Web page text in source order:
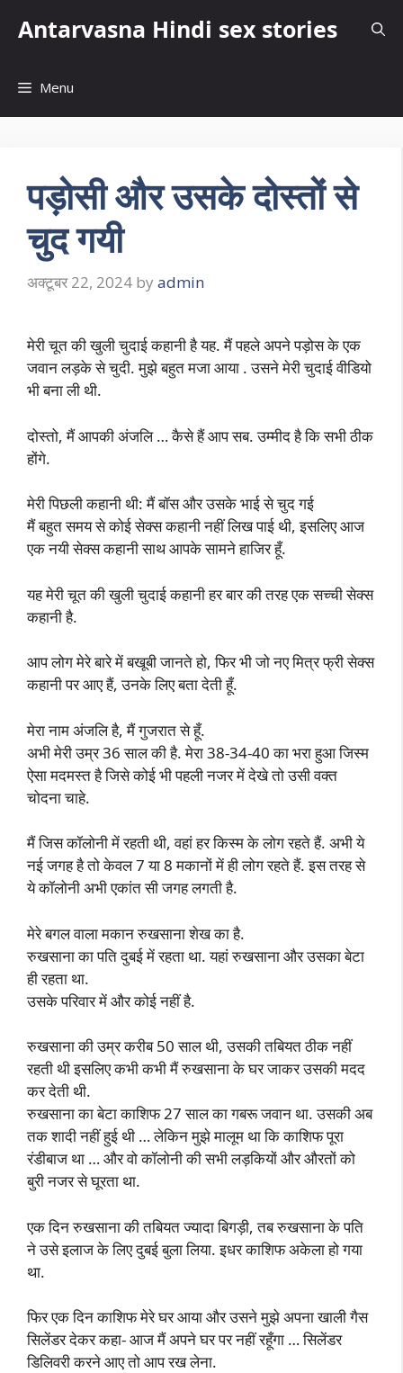
Antarvasna Hindi sex stories
Menu
पड़ोसी और उसके दोस्तों से
चुद गयी
अक्टूबर 22, 2024 by admin
मेरी चूत की खुली चुदाई कहानी है यह. मैं पहले अपने पड़ोस के एक
जवान लड़के से चुदी. मुझे बहुत मजा आया . उसने मेरी चुदाई वीडियो
भी बना ली थी.
दोस्तो, मैं आपकी अंजलि … कैसे हैं आप सब. उम्मीद है कि सभी ठीक
होंगे.
मेरी पिछली कहानी थी: मैं बॉस और उसके भाई से चुद गई
मैं बहुत समय से कोई सेक्स कहानी नहीं लिख पाई थी, इसलिए आज
एक नयी सेक्स कहानी साथ आपके सामने हाजिर हूँ.
यह मेरी चूत की खुली चुदाई कहानी हर बार की तरह एक सच्ची सेक्स
कहानी है.
आप लोग मेरे बारे में बखूबी जानते हो, फिर भी जो नए मित्र फ्री सेक्स
कहानी पर आए हैं, उनके लिए बता देती हूँ.
मेरा नाम अंजलि है, मैं गुजरात से हूँ.
अभी मेरी उम्र 36 साल की है. मेरा 38-34-40 का भरा हुआ जिस्म
ऐसा मदमस्त है जिसे कोई भी पहली नजर में देखे तो उसी वक्त
चोदना चाहे.
मैं जिस कॉलोनी में रहती थी, वहां हर किस्म के लोग रहते हैं. अभी ये
नई जगह है तो केवल 7 या 8 मकानों में ही लोग रहते हैं. इस तरह से
ये कॉलोनी अभी एकांत सी जगह लगती है.
मेरे बगल वाला मकान रुखसाना शेख का है.
रुखसाना का पति दुबई में रहता था. यहां रुखसाना और उसका बेटा
ही रहता था.
उसके परिवार में और कोई नहीं है.
रुखसाना की उम्र करीब 50 साल थी, उसकी तबियत ठीक नहीं
रहती थी इसलिए कभी कभी मैं रुखसाना के घर जाकर उसकी मदद
कर देती थी.
रुखसाना का बेटा काशिफ 27 साल का गबरू जवान था. उसकी अब
तक शादी नहीं हुई थी … लेकिन मुझे मालूम था कि काशिफ पूरा
रंडीबाज था … और वो कॉलोनी की सभी लड़कियों और औरतों को
बुरी नजर से घूरता था.
एक दिन रुखसाना की तबियत ज्यादा बिगड़ी, तब रुखसाना के पति
ने उसे इलाज के लिए दुबई बुला लिया. इधर काशिफ अकेला हो गया
था.
फिर एक दिन काशिफ मेरे घर आया और उसने मुझे अपना खाली गैस
सिलेंडर देकर कहा- आज मैं अपने घर पर नहीं रहूँगा … सिलेंडर
डिलिवरी करने आए तो आप रख लेना.